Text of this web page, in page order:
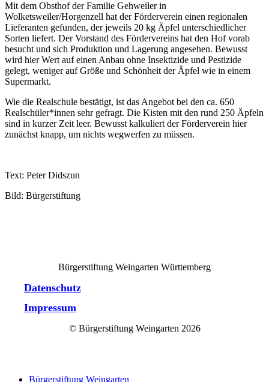
Mit dem Obsthof der Familie Gehweiler in
Wolketsweiler/Horgenzell hat der Förderverein einen regionalen
Lieferanten gefunden, der jeweils 20 kg Äpfel unterschiedlicher
Sorten liefert. Der Vorstand des Fördervereins hat den Hof vorab
besucht und sich Produktion und Lagerung angesehen. Bewusst
wird hier Wert auf einen Anbau ohne Insektizide und Pestizide
gelegt, weniger auf Größe und Schönheit der Äpfel wie in einem
Supermarkt.
Wie die Realschule bestätigt, ist das Angebot bei den ca. 650
Realschüler*innen sehr gefragt. Die Kisten mit den rund 250 Äpfeln
sind in kurzer Zeit leer. Bewusst kalkuliert der Förderverein hier
zunächst knapp, um nichts wegwerfen zu müssen.
Text: Peter Didszun
Bild: Bürgerstiftung
Bürgerstiftung Weingarten Württemberg
Datenschutz
Impressum
© Bürgerstiftung Weingarten 2026
Close Bürgerstiftung Weingarten